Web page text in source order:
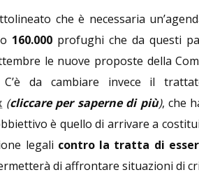
che è necessaria
160.000 profughi che da questi
le nuove proposte della
da cambiare invece il
(cliccare per saperne di più), che
è quello di arrivare a
legali contro la tratta di
di affrontare situazioni di